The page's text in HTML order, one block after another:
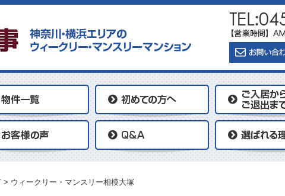
> ウィークリー・マンスリー相模大塚